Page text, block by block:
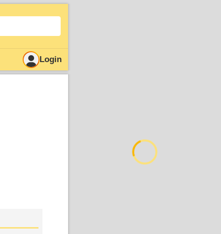
Login